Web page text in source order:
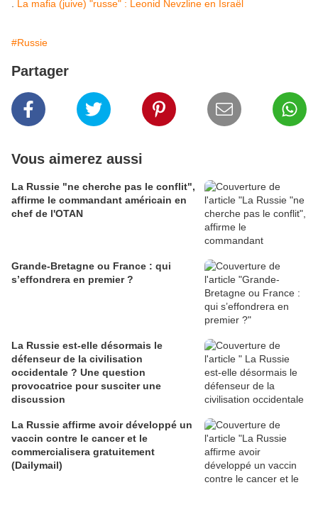
La mafia (juive) "russe" : Leonid Nevzline en Israël
#Russie
Partager
Vous aimerez aussi
La Russie "ne cherche pas le conflit",
affirme le commandant américain en
chef de l'OTAN
Grande-Bretagne ou France : qui
s’effondrera en premier ?
La Russie est-elle désormais le
défenseur de la civilisation
occidentale ? Une question
provocatrice pour susciter une
discussion
La Russie affirme avoir développé un
vaccin contre le cancer et le
commercialisera gratuitement
(Dailymail)